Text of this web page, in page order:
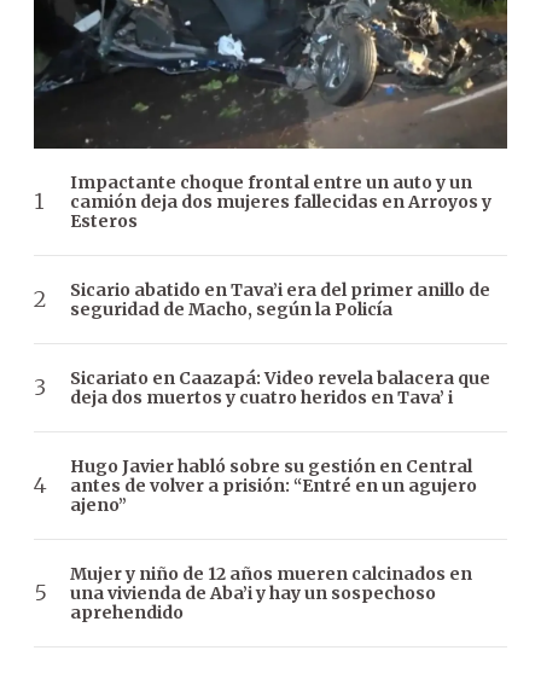
Impactante choque frontal entre un auto y un
camión deja dos mujeres fallecidas en Arroyos y
Esteros
Sicario abatido en Tava’i era del primer anillo de
seguridad de Macho, según la Policía
Sicariato en Caazapá: Video revela balacera que
deja dos muertos y cuatro heridos en Tava’ i
Hugo Javier habló sobre su gestión en Central
antes de volver a prisión: “Entré en un agujero
ajeno”
Mujer y niño de 12 años mueren calcinados en
una vivienda de Aba’i y hay un sospechoso
aprehendido